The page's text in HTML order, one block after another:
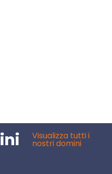
Visualizza tutti i
nostri domini